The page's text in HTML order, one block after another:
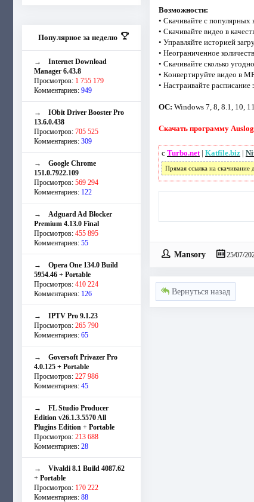
Популярное за неделю
→ Internet Download
Manager 6.43.8
Просмотров: 1 755 179
Комментариев: 949
→ IObit Driver Booster Pro
13.6.0.438
Просмотров: 705 525
Комментариев: 309
→ Google Chrome
151.0.7922.109
Просмотров: 569 294
Комментариев: 122
→ Adguard Ad Blocker
Premium 4.13.0 Final
Просмотров: 455 895
Комментариев: 55
→ Opera One 134.0 Build
5954.46 + Portable
Просмотров: 410 224
Комментариев: 126
→ IPTV Pro 9.1.23
Просмотров: 265 790
Комментариев: 65
→ Goversoft Privazer Pro
4.0.125 + Portable
Просмотров: 227 986
Комментариев: 45
→ FL Studio Producer
Edition v26.1.3.5570 All
Plugins Edition + Portable
Просмотров: 213 688
Комментариев: 28
→ Vivaldi 8.1 Build 4087.62
+ Portable
Просмотров: 170 222
Комментариев: 88
Возможности:
• Скачивайте с
• Скачивайте видео в
• Управляйте историей
• Неограниченное
• Скачивайте сколько
• Конвертируйте видео в
• Настраивайте расписание
ОС: Windows 7, 8, 8.1, 10, 11.
Скачать программу
с Turbo.net| Katfile.biz|
Прямая ссылка на скачивание
Mansory 25/07/
Вернуться назад